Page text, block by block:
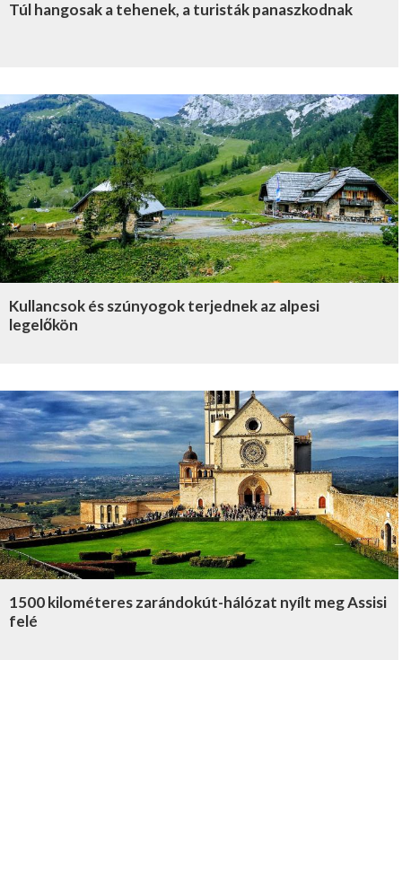
Túl hangosak a tehenek, a turisták panaszkodnak
Kullancsok és szúnyogok terjednek az alpesi
legelőkön
1500 kilométeres zarándokút-hálózat nyílt meg Assisi
felé